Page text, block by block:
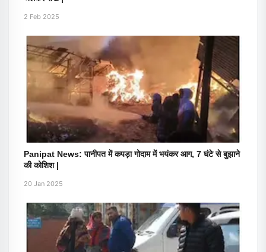
2 Feb 2025
Panipat News: पानीपत में कपड़ा गोदाम में भयंकर आग, 7 घंटे से बुझाने
की कोशिश |
20 Jan 2025